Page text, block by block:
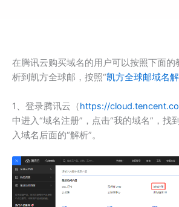
在腾讯云购买域名的用户可以按照下面的
析到凯方全球邮，按照“凯方全球邮域名
1、登录腾讯云（https://
中进入“域名注册”，点击“我的域名”，找
入域名后面的“解析”。